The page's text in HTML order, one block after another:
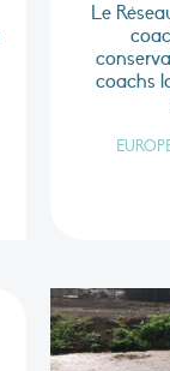
Le
coachs